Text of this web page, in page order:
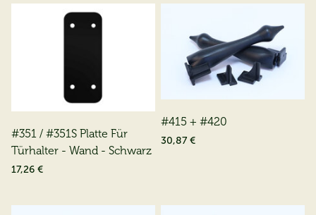
#351 / #351S Platte Für
Türhalter - Wand - Schwarz
17,26 €
#415 + #420
30,87 €